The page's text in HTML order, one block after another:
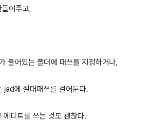
어주고,
들어있는 폴더에 패쓰를 지정하거나,
에 절대패쓰를 걸어둔다.
디트를 쓰는 것도 괜찮다.